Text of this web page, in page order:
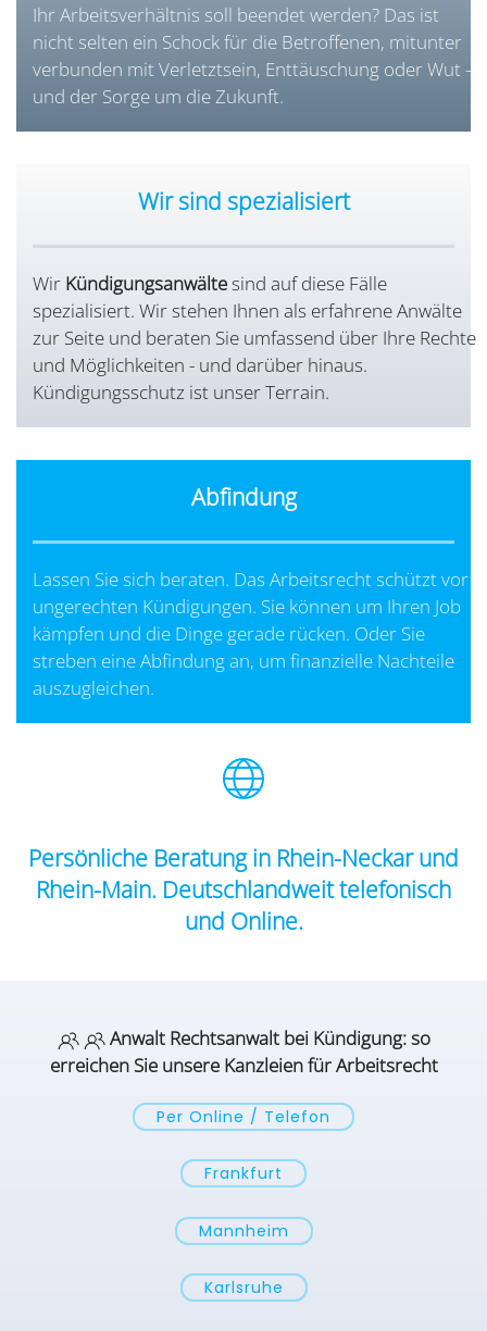
Ihr Arbeitsverhältnis soll beendet werden? Das ist
nicht selten ein Schock für die Betroffenen, mitunter
verbunden mit Verletztsein, Enttäuschung oderWut –
und der Sorge um die Zukunft.
Wir sind spezialisiert
Wir Kündigungsanwältesind auf diese Fälle
spezialisiert. Wir stehen Ihnen als erfahrene Anwälte
zur Seite und beraten Sie umfassend über Ihre Rechte
und Möglichkeiten - und darüber hinaus.
Kündigungsschutz ist unser Terrain.
Abfindung
Lassen Sie sich beraten. Das Arbeitsrecht schützt vor
ungerechten Kündigungen. Sie können um Ihren Job
kämpfen und die Dinge gerade rücken. Oder Sie
streben eine Abfindung an, um finanzielle Nachteile
auszugleichen.
Persönliche Beratung in Rhein-Neckar und
Rhein-Main. Deutschlandweit telefonisch
und Online.
Anwalt Rechtsanwalt bei Kündigung: so
erreichen Sie unsere Kanzleien für Arbeitsrecht
Per Online / Telefon
Frankfurt
Mannheim
Karlsruhe